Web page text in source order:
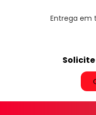
Entrega em